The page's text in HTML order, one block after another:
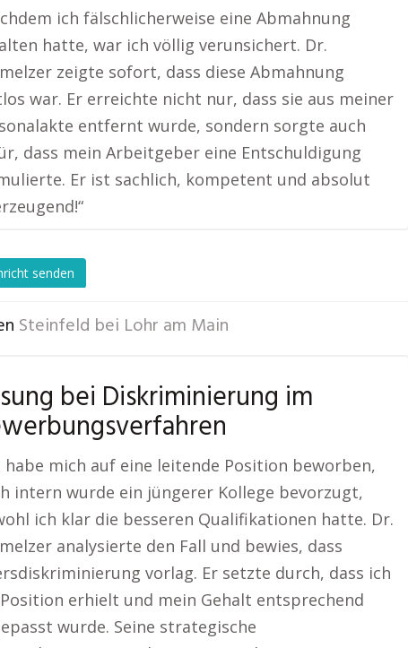
ich fälschlicherweise eine Abmahnung
hatte, war ich völlig verunsichert. Dr.
zeigte sofort, dass diese Abmahnung
war. Er erreichte nicht nur, dass sie aus meiner
entfernt wurde, sondern sorgte auch
dass mein Arbeitgeber eine Entschuldigung
Er ist sachlich, kompetent und absolut
senden
Steinfeld bei Lohr am Main
bei Diskriminierung im
habe mich auf eine leitende Position beworben,
intern wurde ein jüngerer Kollege bevorzugt,
ich klar die besseren Qualifikationen hatte. Dr.
analysierte den Fall und bewies, dass
vorlag. Er setzte durch, dass ich
erhielt und mein Gehalt entsprechend
wurde. Seine strategische